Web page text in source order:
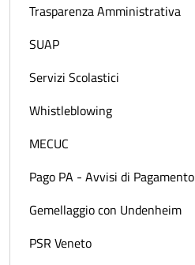
Trasparenza Amministrativa
SUAP
Servizi Scolastici
Whistleblowing
MECUC
Pago PA - Avvisi di Pagamento
Gemellaggio con Undenheim
PSR Veneto